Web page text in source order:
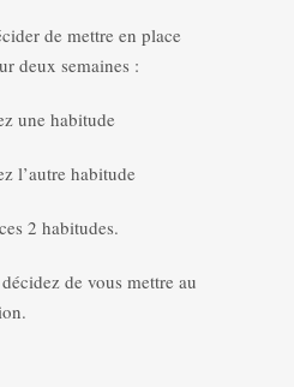
de mettre en place
deux semaines :
une habitude
l’autre habitude
2 habitudes.
de vous mettre au